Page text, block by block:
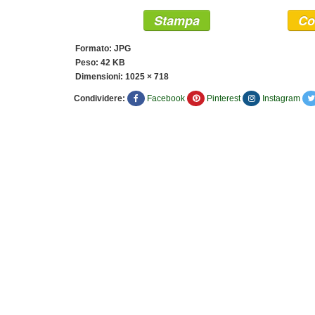
Stampa
Formato: JPG
Peso: 42 KB
Dimensioni: 1025 × 718
Condividere: Facebook Pinterest Instagram